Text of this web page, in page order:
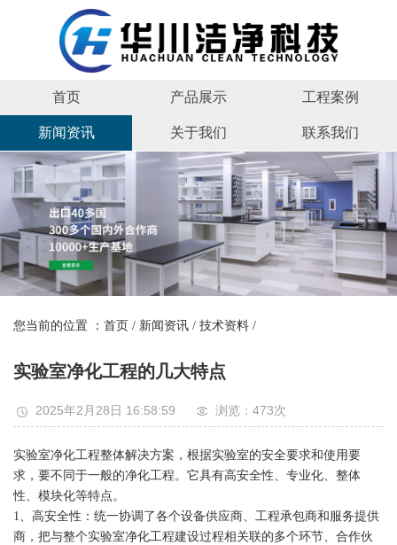
首页 产品展示 工程案例
新闻资讯 关于我们 联系我们
您当前的位置 ： 首页 / 新闻资讯 / 技术资料 /
实验室净化工程的几大特点
2025年2月28日 16:58:59 浏览：473次
实验室净化工程整体解决方案，根据实验室的安全要求和使用要
求，要不同于一般的净化工程。它具有高安全性、专业化、整体
性、模块化等特点。
1、高安全性：统一协调了各个设备供应商、工程承包商和服务提供
商，把与整个实验室净化工程建设过程相关联的多个环节、合作伙